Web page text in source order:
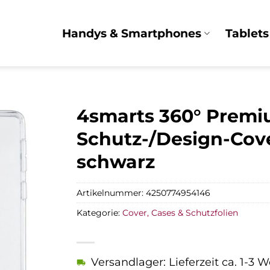
Handys & Smartphones Tablets
4smarts 360°
Schutz-/Design-
schwarz
Versandlager: Lieferzeit ca. 1-3
Artikelnummer: 4250774954146
Kategorie: Cover, Cases & Schutzfolien